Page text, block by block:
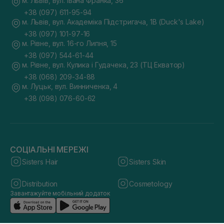
Де купити аксесуари для волосся онлайн?
Запрошуємо покупців ознайомитися з каталогом і цінами на
професійні аксесуари для волосся в інтернет-магазині
Sisters. Відмінний асортимент сайту дасть змогу вибрати
девайс, що максимально підходить під потреби покупця та
виділений бюджет. Якщо купити аксесуари для догляду за
волоссям, ви зробите життя комфортнішим, додавши до
нього нотку практичності та краси.​
+38 (097) 611-95-94
м. Львів, вул. Академіка Підстригача, 1В (Duck's Lake)
+38 (097) 101-97-16
м. Рівне, вул. 16-го Липня, 15
+38 (097) 544-61-44
м. Рівне, вул. Кулика і Гудачека, 23 (ТЦ Екватор)
+38 (068) 209-34-88
м. Луцьк, вул. Винниченка, 4
+38 (098) 076-60-62
СОЦІАЛЬНІ МЕРЕЖІ
Sisters Hair Sisters Skin
Distribution Cosmetology
Завантажуйте мобільний додаток